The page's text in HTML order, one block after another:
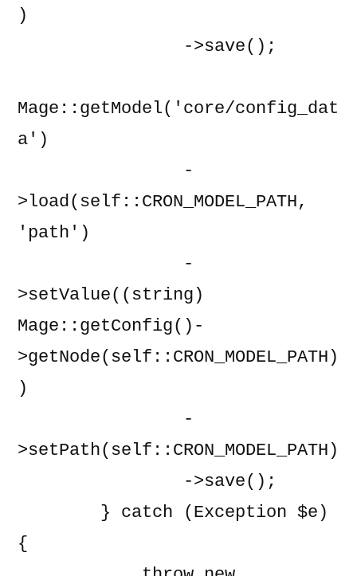
)
Mage::getModel('core/config_dat
a')
>load(self::CRON_MODEL_PATH,
'path')
>setValue((string)
Mage::getConfig()-
>getNode(self::CRON_MODEL_PATH)
)
>setPath(self::CRON_MODEL_PATH)
{